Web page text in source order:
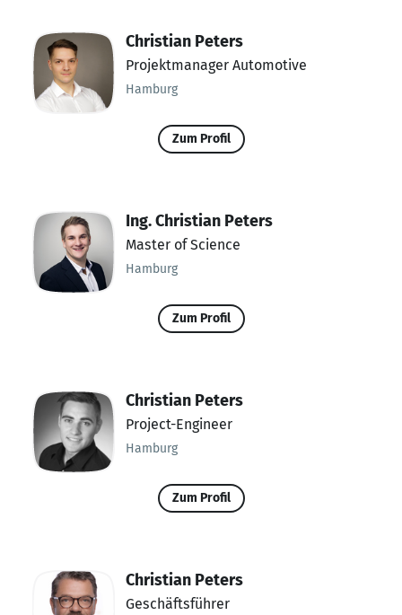
Christian Peters
Projektmanager Automotive
Hamburg
Zum Profil
Ing. Christian Peters
Master of Science
Hamburg
Zum Profil
Christian Peters
Project-Engineer
Hamburg
Zum Profil
Christian Peters
Geschäftsführer